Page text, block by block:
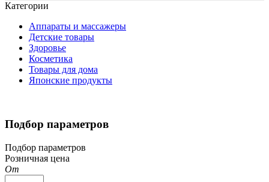
Категории
Аппараты и массажеры
Детские товары
Здоровье
Косметика
Товары для дома
Японские продукты
Подбор параметров
Подбор параметров
Розничная цена
От